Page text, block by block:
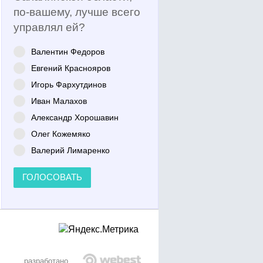
по-вашему, лучше всего
управлял ей?
Валентин Федоров
Евгений Краснояров
Игорь Фархутдинов
Иван Малахов
Александр Хорошавин
Олег Кожемяко
Валерий Лимаренко
ГОЛОСОВАТЬ
разработано